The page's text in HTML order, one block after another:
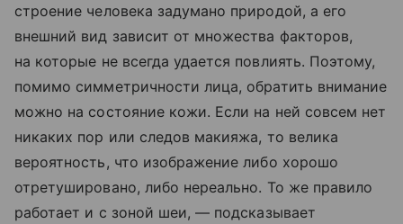
строение человека задумано природой, а его
внешний вид зависит от множества факторов,
на которые не всегда удается повлиять. Поэтому,
помимо симметричности лица, обратить внимание
можно на состояние кожи. Если на ней совсем нет
никаких пор или следов макияжа, то велика
вероятность, что изображение либо хорошо
отретушировано, либо нереально. То же правило
работает и с зоной шеи, — подсказывает